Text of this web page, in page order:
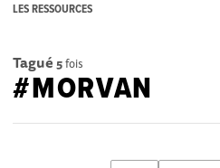
LES RESSOURCES
Tagué 5fois
#MORVAN